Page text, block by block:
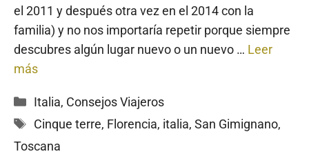
el 2011 y después otra vez en el 2014 con la
familia) y no nos importaría repetir porque siempre
descubres algún lugar nuevo o un nuevo … Leer
más
Categorías
Italia, Consejos Viajeros
Etiquetas
Cinque terre, Florencia, italia, San Gimignano,
Toscana